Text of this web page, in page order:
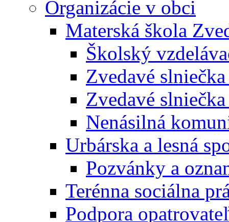
Organizácie v obci
Materská škola
Školský
Zvedavé
Zvedavé
Nenásilná
Urbárska a lesná
Pozvánky a
Terénna sociálna
Podpora